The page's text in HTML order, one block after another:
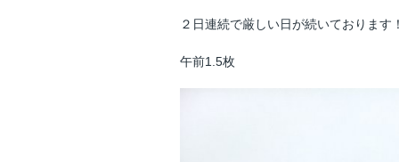
２日連続で厳しい日が続いております
午前1.5枚